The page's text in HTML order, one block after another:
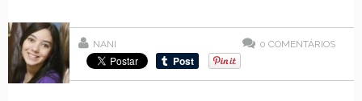
NANI 0 COMENTÁRIOS